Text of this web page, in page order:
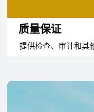
质量保证
提供检查、审计和其